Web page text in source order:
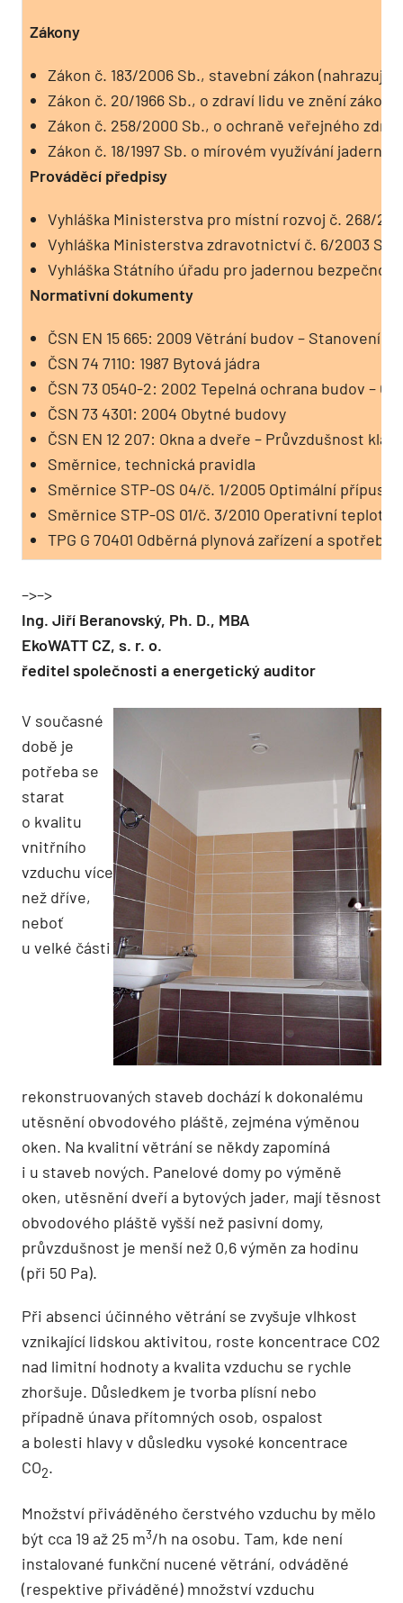
Zákony
Zákon č. 183/2006 Sb., stavební zákon (nahrazuje
Zákon č. 20/1966 Sb., o zdraví lidu ve znění
Zákon č. 258/2000 Sb., o ochraně veřejného
Zákon č. 18/1997 Sb. o mírovém využívání
Prováděcí předpisy
Vyhláška Ministerstva pro místní rozvoj č. 268/
Vyhláška Ministerstva zdravotnictví č. 6/2003
Vyhláška Státního úřadu pro jadernou
Normativní dokumenty
ČSN EN 15 665: 2009 Větrání budov –
ČSN 74 7110: 1987 Bytová jádra
ČSN 73 0540-2: 2002 Tepelná ochrana budov –
ČSN 73 4301: 2004 Obytné budovy
ČSN EN 12 207: Okna a dveře – Průvzdušnost
Směrnice, technická pravidla
Směrnice STP-OS 04/č. 1/2005 Optimální
Směrnice STP-OS 01/č. 3/2010 Operativní teplota
TPG G 70401 Odběrná plynová zařízení a
–>–>
Ing. Jiří Beranovský, Ph. D., MBA
EkoWATT CZ, s. r. o.
ředitel společnosti a energetický auditor
V současné
době je
potřeba se
starat
o kvalitu
vnitřního
vzduchu více
než dříve,
neboť
u velké části
rekonstruovaných staveb dochází k dokonalému
utěsnění obvodového pláště, zejména výměnou
oken. Na kvalitní větrání se někdy zapomíná
i u staveb nových. Panelové domy po výměně
oken, utěsnění dveří a bytových jader, mají těsnost
obvodového pláště vyšší než pasivní domy,
průvzdušnost je menší než 0,6 výměn za hodinu
(při 50 Pa).
Při absenci účinného větrání se zvyšuje vlhkost
vznikající lidskou aktivitou, roste koncentrace CO2
nad limitní hodnoty a kvalita vzduchu se rychle
zhoršuje. Důsledkem je tvorba plísní nebo
případně únava přítomných osob, ospalost
a bolesti hlavy v důsledku vysoké koncentrace
CO2.
Množství přiváděného čerstvého vzduchu by mělo
být cca 19 až 25 m3/h na osobu. Tam, kde není
instalované funkční nucené větrání, odváděné
(respektive přiváděné) množství vzduchu